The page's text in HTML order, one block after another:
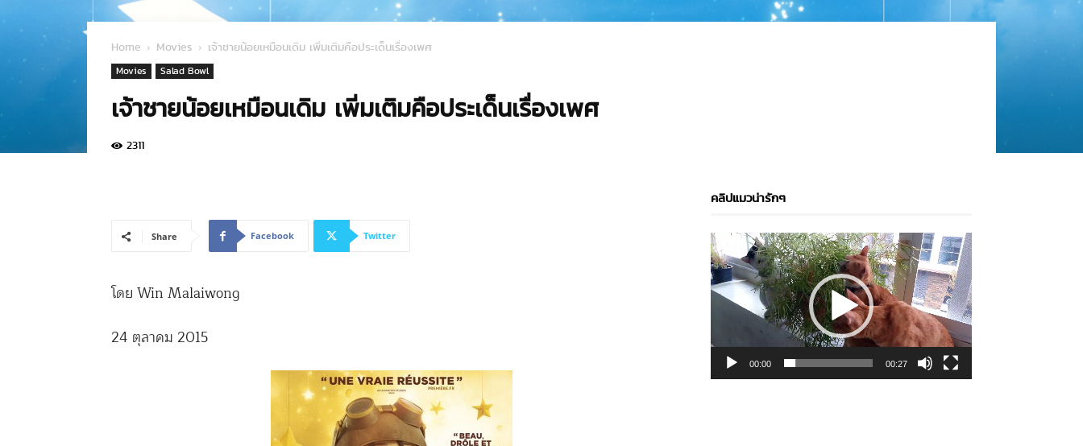
Home Movies เจ้าชายน้อยเหมือนเดิม เพิ่มเติมคือประเด็นเรื่องเพศ
Movies Salad Bowl
เจ้าชายน้อยเหมือนเดิม เพิ่มเติมคือประเด็นเรื่องเพศ
2311
Share Facebook Twitter
โดย Win Malaiwong
24 ตุลาคม 2015
คลิปแมวน่ารักๆ
Video
Player
00:00 00:27